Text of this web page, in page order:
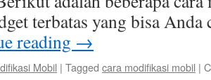
terbatas yang bisa Anda
reading →
Mobil | Tagged cara modifikasi mobil |